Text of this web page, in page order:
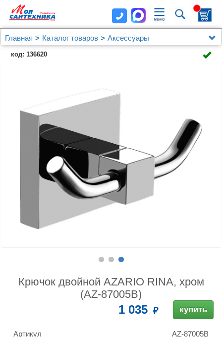
Главная Каталог товаров
Аксессуары
Крючок двойной AZARIO RINA, хром (AZ-87005B)
код: 136620
Крючок двойной AZARIO RINA, хром
(AZ-87005B)
1 035 купить
Артикул AZ-87005B